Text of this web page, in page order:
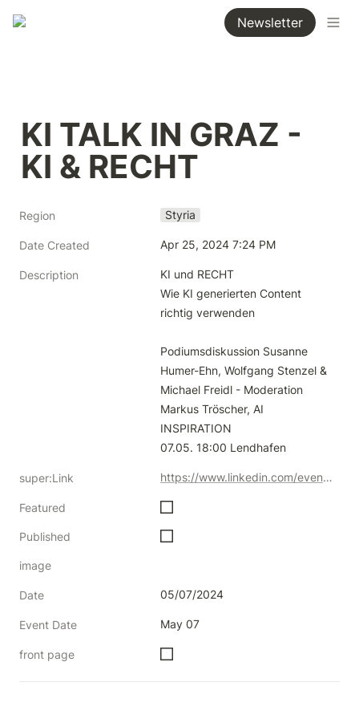
Newsletter
KI TALK IN GRAZ -
KI & RECHT
Region Styria
Date Created Apr 25, 2024 7:24 PM
Description
KI und RECHT
Wie KI generierten Content
richtig verwenden
Podiumsdiskussion Susanne
Humer-Ehn, Wolfgang Stenzel &
Michael Freidl - Moderation
Markus Tröscher, AI
INSPIRATION
07.05. 18:00 Lendhafen
super:Link https://www.linkedin.com/events/ki-recht-wiedenki-contentrichti7188488508024471553/
Featured
Published
image
Date 05/07/2024
Event Date May 07
front page